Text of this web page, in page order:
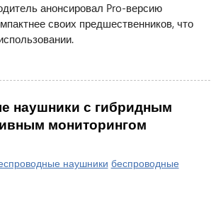
анонсировал Pro-версию
своих предшественников, что
наушники с гибридным
мониторингом
наушники беспроводные